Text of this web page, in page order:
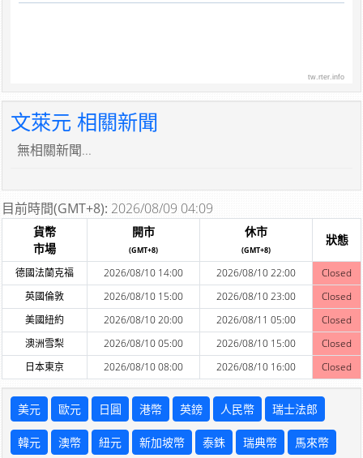
tw.rter.info
文萊元 相關新聞
無相關新聞...
目前時間(GMT+8): 2026/08/09 04:09
貨幣
市場
開市
(GMT+8)
休市
(GMT+8)
狀態
德國法蘭克福 2026/08/10 14:00 2026/08/10 22:00
Closed
英國倫敦
2026/08/10 15:00 2026/08/10 23:00
Closed
美國紐約
2026/08/10 20:00 2026/08/11 05:00
Closed
澳洲雪梨
2026/08/10 05:00 2026/08/10 15:00
Closed
日本東京
2026/08/10 08:00 2026/08/10 16:00 Closed
美元 歐元 日圓 港幣 英鎊 人民幣 瑞士法郎
韓元 澳幣 紐元 新加坡幣 泰銖 瑞典幣 馬來幣